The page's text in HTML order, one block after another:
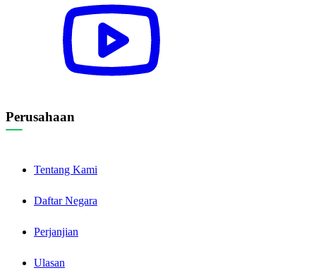
Perusahaan
Tentang Kami
Daftar Negara
Perjanjian
Ulasan